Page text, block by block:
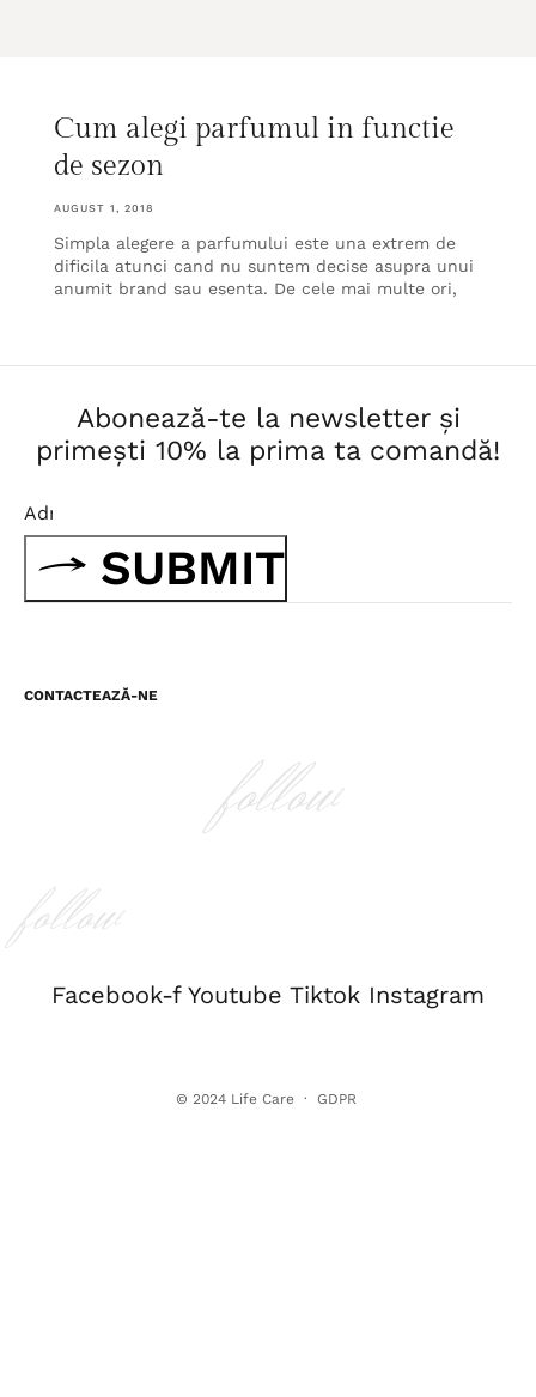
Cum alegi parfumul in functie
de sezon
AUGUST 1, 2018
Simpla alegere a parfumului este una extrem de
dificila atunci cand nu suntem decise asupra unui
anumit brand sau esenta. De cele mai multe ori,
Abonează-te la newsletter și
primești 10% la prima ta comandă!
SUBMIT
CONTACTEAZĂ-NE
follow
follow
Facebook-f Youtube Tiktok Instagram
© 2024 Life Care· GDPR